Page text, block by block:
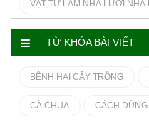
VẬT TƯ LÀM NHÀ LƯỚI NHÀ
TỪ KHÓA BÀI VIẾT
BỆNH HẠI CÂY TRỒNG
CÀ CHUA CÁCH